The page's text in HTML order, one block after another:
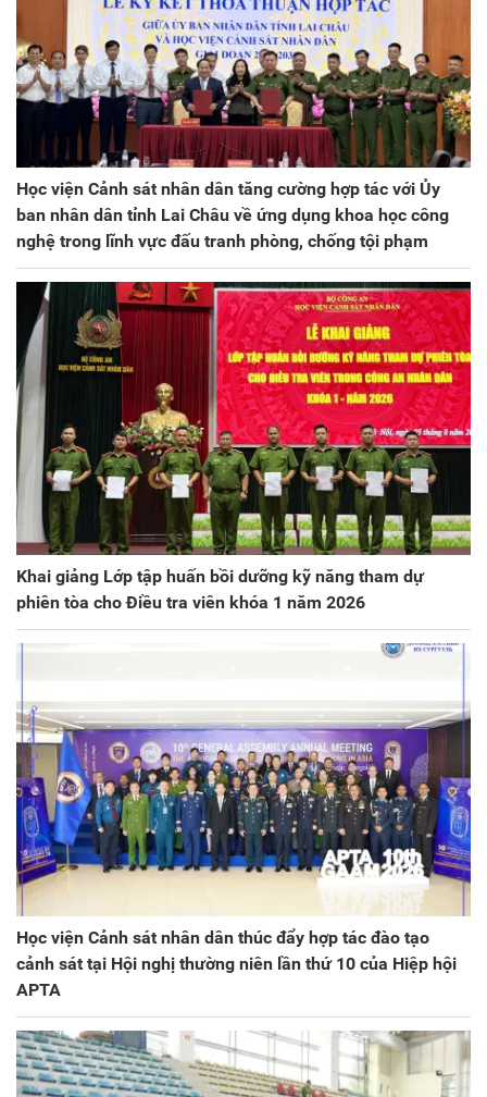
Học viện Cảnh sát nhân dân tăng cường hợp tác với Ủy
ban nhân dân tỉnh Lai Châu về ứng dụng khoa học công
nghệ trong lĩnh vực đấu tranh phòng, chống tội phạm
Khai giảng Lớp tập huấn bồi dưỡng kỹ năng tham dự
phiên tòa cho Điều tra viên khóa 1 năm 2026
Học viện Cảnh sát nhân dân thúc đẩy hợp tác đào tạo
cảnh sát tại Hội nghị thường niên lần thứ 10 của Hiệp hội
APTA